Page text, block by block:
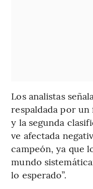
Los analistas
respaldada por
y la segunda
ve afectada
campeón, ya que
mundo
lo esperado”.